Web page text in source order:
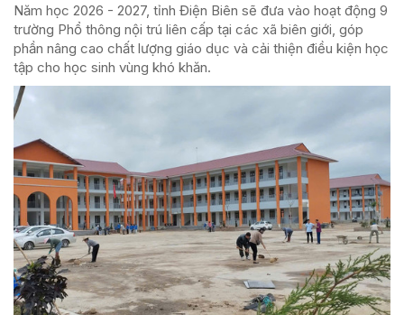
Năm học 2026 - 2027, tỉnh Điện Biên sẽ đưa vào hoạt động 9
trường Phổ thông nội trú liên cấp tại các xã biên giới, góp
phần nâng cao chất lượng giáo dục và cải thiện điều kiện học
tập cho học sinh vùng khó khăn.